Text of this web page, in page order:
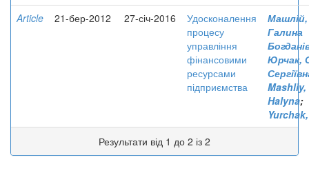
Article
21-бер-2012 27-січ-2016
Удосконалення
процесу
управління
фінансовими
ресурсами
підприємства
Машлій,
Галина
Юрчак,
Mashliy,
Halyna;
Результати від 1 до 2 із 2